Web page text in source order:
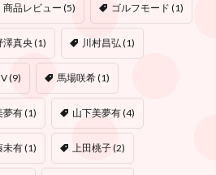
商品レビュー (5) ゴルフモード (1)
澤真央(1) 川村昌弘 (1)
(9) 馬場咲希(1)
夢有(1) 山下美夢有(4)
未有(1) 上田桃子(2)